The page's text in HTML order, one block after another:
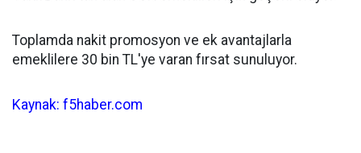
Toplamda nakit promosyon ve ek avantajlarla
emeklilere 30 bin TL'ye varan fırsat sunuluyor.
Kaynak: f5haber.com